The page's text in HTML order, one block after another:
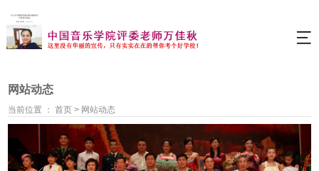
网站动态
当前位置 ： 首页> 网站动态